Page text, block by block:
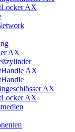
AX
AX
AX
AX
AX